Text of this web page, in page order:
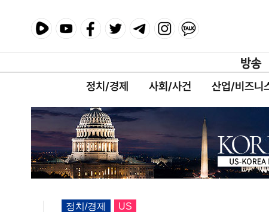
정치/경제 사회/사건 산업/비즈니
정치/경제 US